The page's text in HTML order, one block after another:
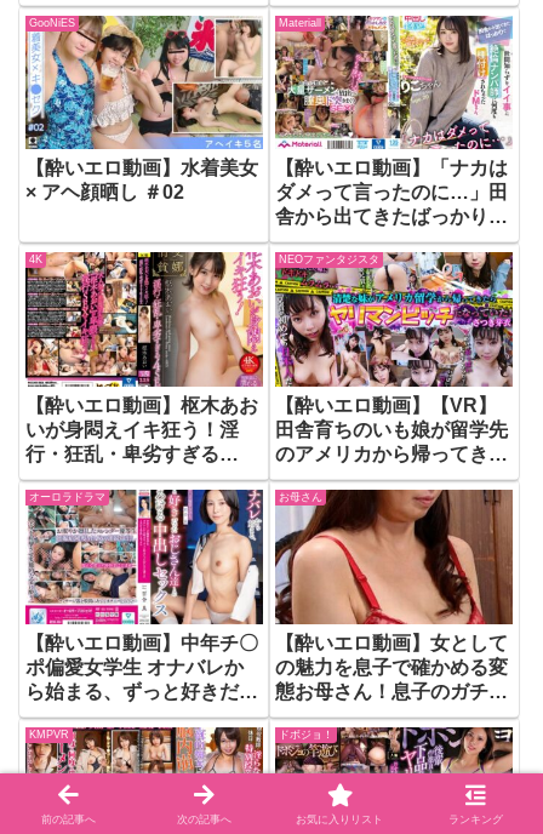
GooNiES
【酔いエロ動画】水着美女
× アヘ顔晒し ＃02
Materiall
【酔いエロ動画】「ナカは
ダメって言ったのに…」田
舎から出てきたばっかりで
世間知らずをイイ事に絶倫
ナンパ師に何度も種付けさ
れちゃったドMちゃん。
4K
【酔いエロ動画】枢木あお
いが身悶えイキ狂う！淫
行・狂乱・卑劣すぎる
4SEX
NEOファンタジスタ
【酔いエロ動画】【VR】
田舎育ちのいも娘が留学先
のアメリカから帰ってきて
ヤリマンビッチ妹に！！
ロサンゼルス風に俺を襲っ
てた件 さつき芽衣
オーロラドラマ
【酔いエロ動画】中年チ〇
ポ偏愛女学生 オナバレか
ら始まる、ずっと好きだっ
たおじさん達とのとろける
中出しセックス 百合良
お母さん
【酔いエロ動画】女として
の魅力を息子で確かめる変
態お母さん！息子のガチガ
チチ〇ポに性欲爆発の母子
の淫獣SEX！
KMPVR ドボジョ！
前の記事へ 次の記事へ お気に入りリスト ランキング